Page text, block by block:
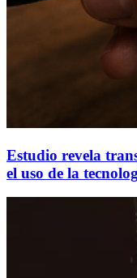
Estudio revela
el uso de la